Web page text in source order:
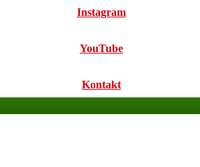
Instagram
YouTube
Kontakt